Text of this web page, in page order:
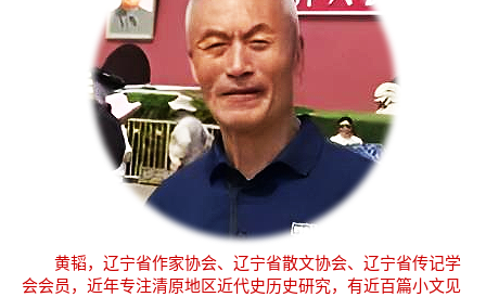
黄韬，辽宁省作家协会、辽宁省散文协会、辽宁省传记学
会会员，近年专注清原地区近代史历史研究，有近百篇小文见